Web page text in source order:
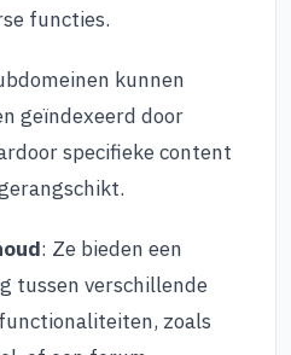
functies.
kunnen
geïndexeerd door
specifieke content
: Ze bieden een
tussen verschillende
zoals